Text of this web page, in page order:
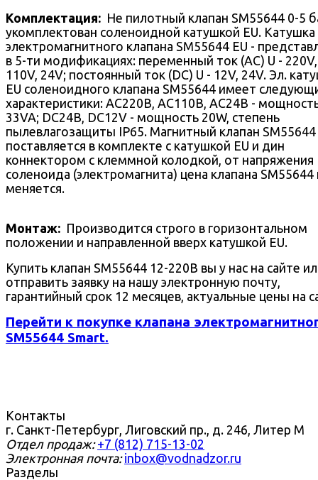
Комплектация: Не пилотный клапан SM55644 0-5
укомплектован соленоидной катушкой EU. Катушка
электромагнитного клапана SM55644 EU -
в 5-ти модификациях: переменный ток (AC) U - 220V,
110V, 24V; постоянный ток (DC) U - 12V, 24V. Эл.
EU соленоидного клапана SM55644 имеет
характеристики: AC220В, AC110В, AC24В -
33VA; DC24В, DC12V - мощность 20W, степень
пылевлагозащиты IP65. Магнитный клапан SM55644
поставляется в комплекте с катушкой EU и дин
коннектором с клеммной колодкой, от напряжения
соленоида (электромагнита) цена клапана SM55644
меняется.
Монтаж: Производится строго в горизонтальном
положении и направленной вверх катушкой EU.
Купить клапан SM55644 12-220В вы у нас на сайте
отправить заявку на нашу электронную почту,
гарантийный срок 12 месяцев, актуальные цены на
Перейти к покупке клапана
SM55644 Smart.
Контакты
г. Санкт-Петербург, Лиговский пр., д. 246, Литер М
Отдел продаж: +7 (812) 715-13-02
Электронная почта: inbox@vodnadzor.ru
Разделы